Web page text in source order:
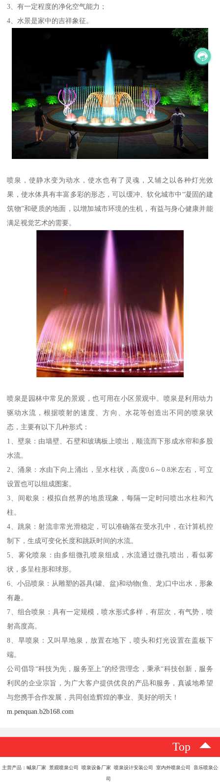
3、有一定程度的净化空气能力；
4、水景是家中的吉祥象征。
喷泉，使静水变为动水，使水也有了灵魂，又辅之以各种灯光效
果，使水体具有丰富多彩的形态，可以缓冲、软化城市中“凝固的建
筑物”和硬质的地面，以增加城市环境的生机，有益与身心健康并能
满足视觉艺术的需要。
喷泉是园林中常见的景观，也可用在小区景观中。喷泉是利用动力
驱动水流，根据喷射的速度、方向、水花等创造出不同的喷泉状
态，主要有以下几种形式：
1、壁泉：由墙壁、石壁和玻璃板上喷出，顺流而下形成水帘和多股
水流。
2、涌泉：水由下向上涌出，呈水柱状，高度0.6～0.8米左右，可立
设置也可以组成图案。
3、间歇泉：模拟自然界的地质现象，每隔一定时问喷出水柱和汽
柱。
4、跳泉：射流非常光滑稳定，可以准确落在受水孔中，在计算机控
制下，生成可变化长度和跳跃时间的水流。
5、雾化喷泉：由多组微孔喷泉组成，水流通过微孔喷出，看似雾
状，多呈柱形和球形。
6、小品喷泉：从雕塑的器具(罐、盆)和动物(鱼、龙)口中出水，形象
有趣。
7、组合喷泉：具有一定规模，喷水形式多样，有层次，有气势，喷
射高度高。
8、旱喷泉：又叫旱地泉，放置在地下，喷头和灯光设置在盖板下
端。
公司倡导“科技为先，服务至上”的经营理念，秉承“科技创新，服务
利民的企业宗旨，为广大客户提供优良的产品和服务，真诚地希望
与您携手合作发展，共同创造辉煌的事业、美好的明天！
m.penquan.b2b168.com
Top
主营产品：喊泉厂家 景观喷泉公司 喷泉设备厂家 喷泉设计安装公司 室内外喷泉公司 音乐喷泉公
司